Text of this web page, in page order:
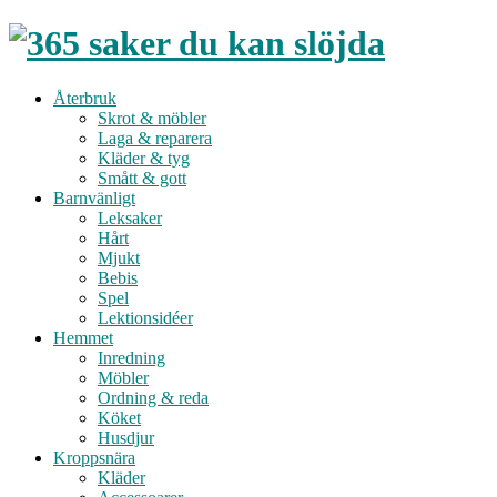
Återbruk
Skrot & möbler
Laga & reparera
Kläder & tyg
Smått & gott
Barnvänligt
Leksaker
Hårt
Mjukt
Bebis
Spel
Lektionsidéer
Hemmet
Inredning
Möbler
Ordning & reda
Köket
Husdjur
Kroppsnära
Kläder